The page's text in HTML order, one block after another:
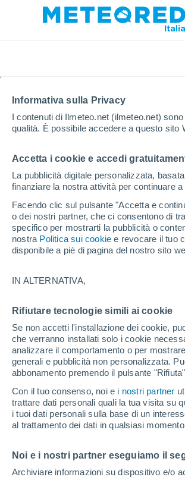
Informativa sulla Privacy
I contenuti di Ilmeteo.net (ilmeteo.net)
qualità. È possibile accedere a questo sito
Accetta i cookie e accedi
La pubblicità digitale personalizzata,
finanziare la nostra attività per continuare
Facendo clic sul pulsante "Accetta e
o dei nostri partner, che ci consentono di
specifico per mostrarti la pubblicità o
nostra Politica sui cookie e revocare il tuo
disponibile a piè di pagina del nostro sito
IN ALTERNATIVA,
Rifiutare tecnologie simili ai cookie
Se non accetti l'installazione dei cookie,
che verranno installati solo i cookie
analizzare il comportamento o per
generali e pubblicità non personalizzata.
abbonamento premendo il pulsante
Con il tuo consenso, noi e i nostri partner
trattare dati personali quali la tua visita su
i tuoi dati personali sulla base di un
al trattamento dei dati in qualsiasi
Noi e i nostri partner eseguiamo il
Archiviare informazioni su dispositivo e/o
Home Montenegro Comune
Il Meteo nel
Oggi, 8 agosto Tutto il